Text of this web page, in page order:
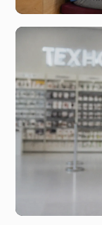
сегодня, 18:23
Здоровое
поставщиков